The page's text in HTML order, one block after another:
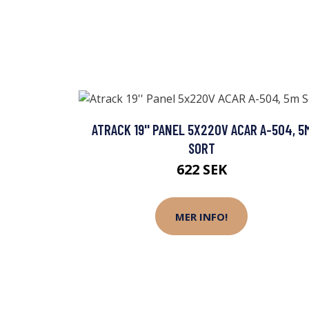
ATRACK 19'' PANEL 5X220V ACAR A-504,
SORT
622 SEK
MER INFO!